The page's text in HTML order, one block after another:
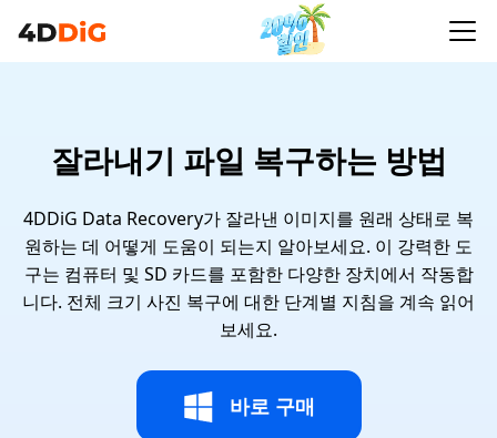
잘라내기 파일 복구하는 방법
4DDiG Data Recovery가 잘라낸 이미지를 원래 상태로 복
원하는 데 어떻게 도움이 되는지 알아보세요. 이 강력한 도
구는 컴퓨터 및 SD 카드를 포함한 다양한 장치에서 작동합
니다. 전체 크기 사진 복구에 대한 단계별 지침을 계속 읽어
보세요.
바로 구매